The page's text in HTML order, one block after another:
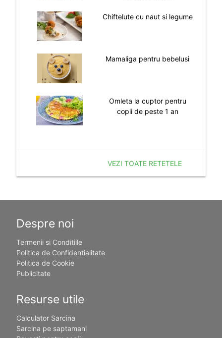
Chiftelute cu naut si legume
Mamaliga pentru bebelusi
Omleta la cuptor pentru
copii de peste 1 an
VEZI TOATE RETETELE
Despre noi
Termenii si Conditiile
Politica de Confidentialitate
Politica de Cookie
Publicitate
Resurse utile
Calculator Sarcina
Sarcina pe saptamani